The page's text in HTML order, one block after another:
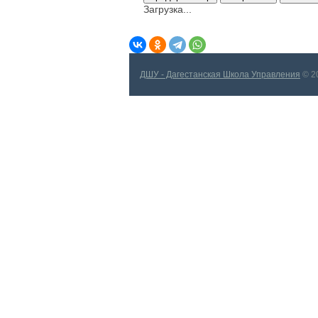
Загрузка...
ДШУ - Дагестанская Школа Управления ©